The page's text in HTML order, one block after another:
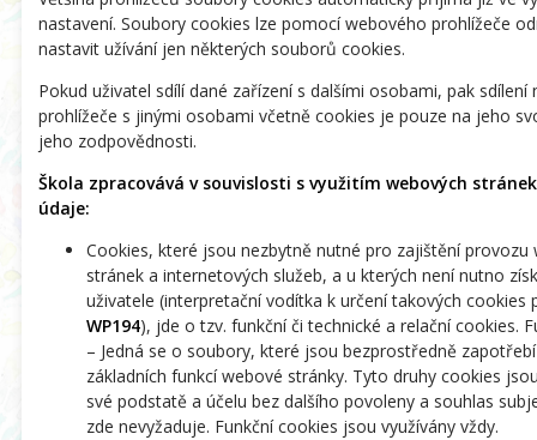
nastavení. Soubory cookies lze pomocí webového prohlížeče
nastavit užívání jen některých souborů cookies.
Pokud uživatel sdílí dané zařízení s dalšími osobami, pak sdílení
prohlížeče s jinými osobami včetně cookies je pouze na jeho
jeho zodpovědnosti.
Škola zpracovává v souvislosti s využitím webových
údaje:
Cookies, které jsou nezbytně nutné pro zajištění provozu
stránek a internetových služeb, a u kterých není nutno
uživatele (interpretační vodítka k určení takových cookies
WP194), jde o tzv. funkční či technické a relační cookies.
– Jedná se o soubory, které jsou bezprostředně
základních funkcí webové stránky. Tyto druhy cookies
své podstatě a účelu bez dalšího povoleny a souhlas
zde nevyžaduje. Funkční cookies jsou využívány vždy.